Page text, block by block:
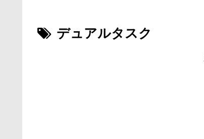
デュアルタスク